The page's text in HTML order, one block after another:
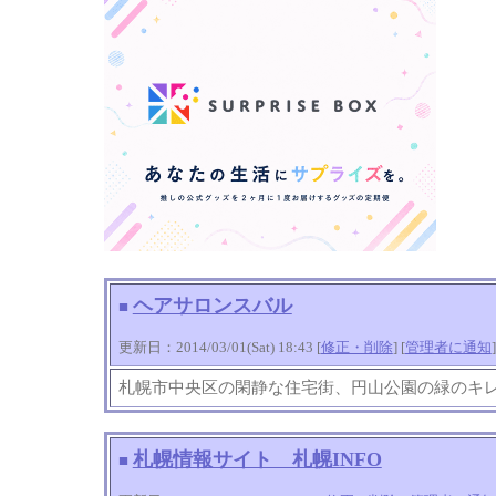
■ ヘアサロンスバル
更新日：2014/03/01(Sat) 18:43 [修正・削除] [管理者に通知]
札幌市中央区の閑静な住宅街、円山公園の緑のキ
■ 札幌情報サイト 札幌INFO